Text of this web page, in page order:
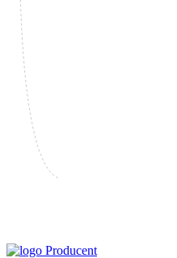
Producent